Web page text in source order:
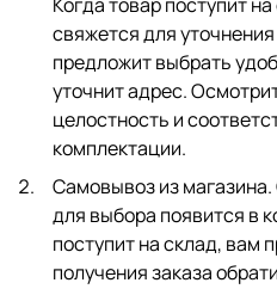
свяжется для
предложит выбрать
уточнит адрес.
целостность и
комплектации.
Самовывоз из
для выбора появится в
поступит на склад, вам
получения заказа